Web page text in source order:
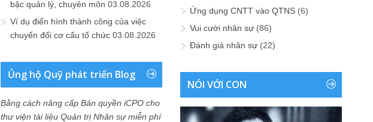
bậc quản lý, chuyên môn 03.08.2026
Ví dụ điển hình thành công của việc
chuyển đổi cơ cấu tổ chức 03.08.2026
Ủng hộ Quỹ phát triển Blog
Bằng cách nâng cấp Bản quyền iCPO cho
thư viện tài liệu Quản trị Nhân sự miễn phí
Ứng dụng CNTT vào QTNS (6)
Vui cười nhân sự (86)
Đánh giá nhân sự (22)
NÓI VỚI CON